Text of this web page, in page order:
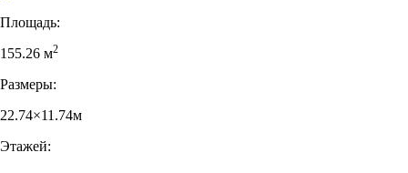
Площадь:
155.26 м2
Размеры:
22.74×11.74м
Этажей: